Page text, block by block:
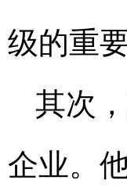
级的重
其次
企业。